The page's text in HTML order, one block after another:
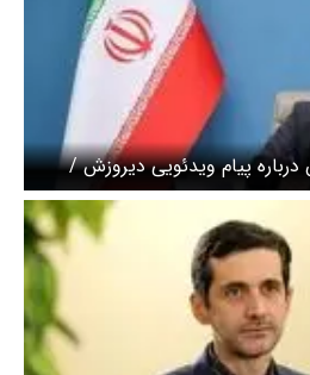
پیام ویدئویی دیروزش /
من داشت